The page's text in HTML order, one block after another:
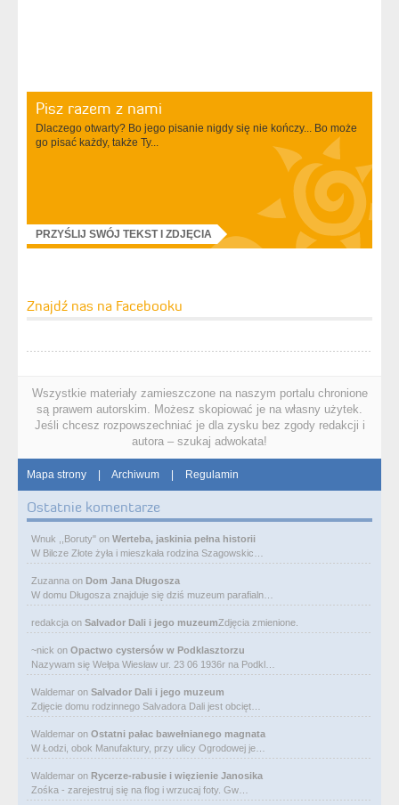
Pisz razem z nami
Dlaczego otwarty? Bo jego pisanie nigdy się nie kończy... Bo może
go pisać każdy, także Ty...
PRZYŚLIJ SWÓJ TEKST I ZDJĘCIA
Znajdź nas na Facebooku
Wszystkie materiały zamieszczone na naszym portalu chronione
są prawem autorskim. Możesz skopiować je na własny użytek.
Jeśli chcesz rozpowszechniać je dla zysku bez zgody redakcji i
autora – szukaj adwokata!
Mapa strony | Archiwum | Regulamin
Ostatnie komentarze
Wnuk ,,Boruty" on Werteba, jaskinia pełna historii
W Bilcze Złote żyła i mieszkała rodzina Szagowskic…
Zuzanna on Dom Jana Długosza
W domu Długosza znajduje się dziś muzeum parafialn…
redakcja on Salvador Dali i jego muzeumZdjęcia zmienione.
~nick on Opactwo cystersów w Podklasztorzu
Nazywam się Wełpa Wiesław ur. 23 06 1936r na Podkl…
Waldemar on Salvador Dali i jego muzeum
Zdjęcie domu rodzinnego Salvadora Dali jest obcięt…
Waldemar on Ostatni pałac bawełnianego magnata
W Łodzi, obok Manufaktury, przy ulicy Ogrodowej je…
Waldemar on Rycerze-rabusie i więzienie Janosika
Zośka - zarejestruj się na flog i wrzucaj foty. Gw…